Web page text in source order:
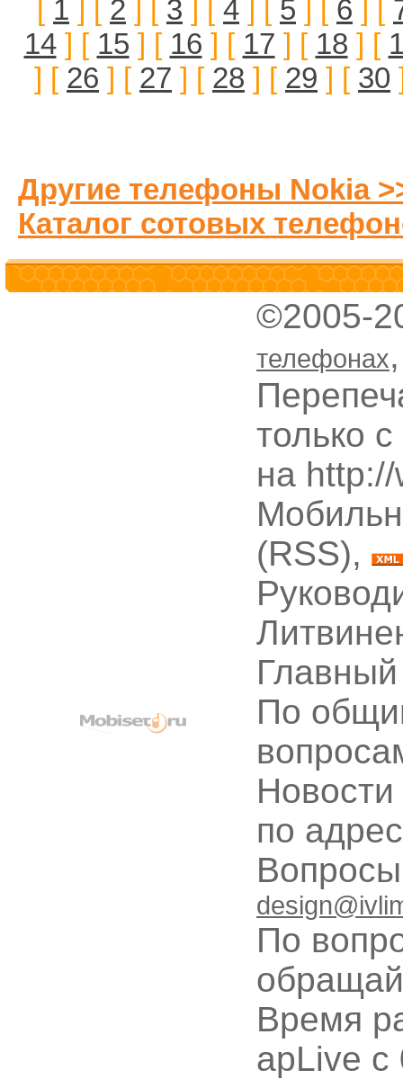
1 2 3 4 5 6
14] [ 15 ] [ 16 ] [ 17 ] [ 18 ] [
] [ 26 ] [ 27 ] [ 28 ] [ 29 ] [ 30
Другие телефоны Nokia
Каталог сотовых
©2005-
телефонах
только
на
(RSS),
По
по
По
Время
apLive c